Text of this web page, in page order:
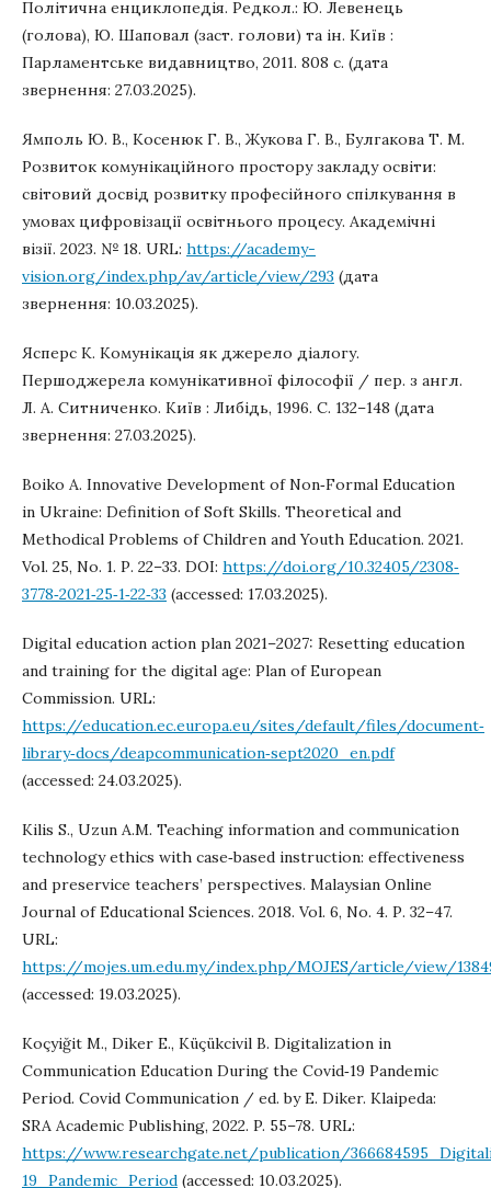
Політична енциклопедія. Редкол.: Ю. Левенець
(голова), Ю. Шаповал (заст. голови) та ін. Київ :
Парламентське видавництво, 2011. 808 с. (дата
звернення: 27.03.2025).
Ямполь Ю. В., Косенюк Г. В., Жукова Г. В., Булгакова Т. М.
Розвиток комунікаційного простору закладу освіти:
світовий досвід розвитку професійного спілкування в
умовах цифровізації освітнього процесу. Академічні
візії. 2023. № 18. URL: https://academy-
vision.org/index.php/av/article/view/293 (дата
звернення: 10.03.2025).
Ясперс К. Комунікація як джерело діалогу.
Першоджерела комунікативної філософії / пер. з англ.
Л. А. Ситниченко. Київ : Либідь, 1996. С. 132–148 (дата
звернення: 27.03.2025).
Boiko A. Innovative Development of Non‐Formal Education
in Ukraine: Definition of Soft Skills. Theoretical and
Methodical Problems of Children and Youth Education. 2021.
Vol. 25, No. 1. Р. 22–33. DOI: https://doi.org/10.32405/2308‐
3778‐2021‐25‐1‐22‐33 (accessed: 17.03.2025).
Digital education action plan 2021–2027: Resetting education
and training for the digital age: Plan of European
Commission. URL:
https://education.ec.europa.eu/sites/default/files/document‐
library‐docs/deapcommunication‐sept2020_en.pdf
(accessed: 24.03.2025).
Kilis S., Uzun A.M. Teaching information and communication
technology ethics with case‐based instruction: effectiveness
and preservice teachers’ perspectives. Malaysian Online
Journal of Educational Sciences. 2018. Vol. 6, No. 4. Р. 32–47.
URL:
https://mojes.um.edu.my/index.php/MOJES/article/view/
(accessed: 19.03.2025).
Koçyiğit M., Diker E., Küçükcivil B. Digitalization in
Communication Education During the Covid‐19 Pandemic
Period. Covid Communication / ed. by E. Diker. Klaipeda:
SRA Academic Publishing, 2022. P. 55–78. URL:
https://www.researchgate.net/publication/
19_Pandemic_Period (accessed: 10.03.2025).